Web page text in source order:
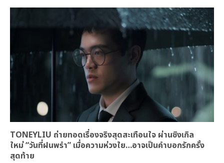
TONEYLIU ถ่ายทอดเรื่องจริงสุดสะเทือนใจ ผ่านซิงเกิล
ใหม่ “วันที่ฝนพรำ” เมื่อความห่วงใย…อาจเป็นคำบอกรักครั้ง
สุดท้าย